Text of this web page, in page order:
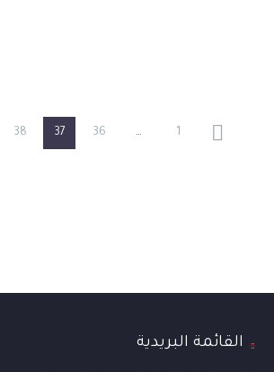
1
…
36
37
38
القائمة البريدية